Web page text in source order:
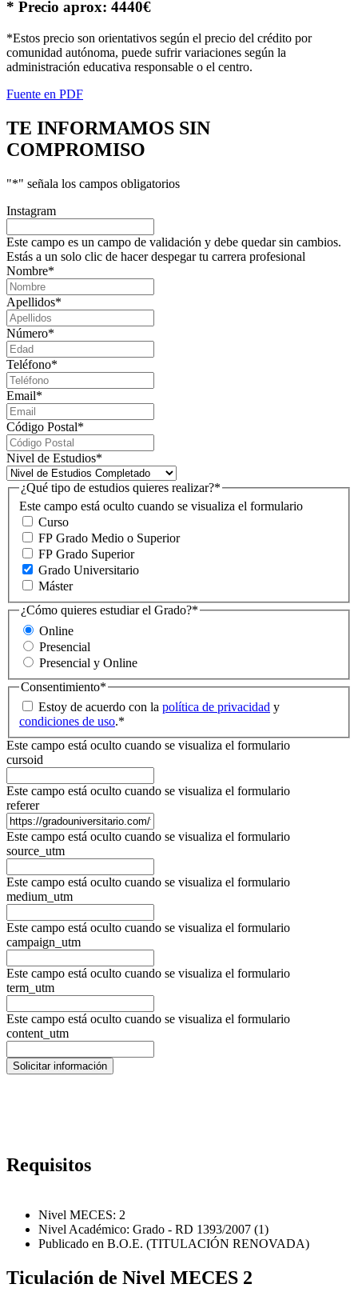
* Precio aprox: 4440€
*Estos precio son orientativos según el precio del crédito por
comunidad autónoma, puede sufrir variaciones según la
administración educativa responsable o el centro.
Fuente en PDF
TE INFORMAMOS SIN
COMPROMISO
"*" señala los campos obligatorios
Instagram
Este campo es un campo de validación y debe quedar sin cambios.
Estás a un solo clic de hacer despegar tu carrera profesional
Nombre*
Apellidos*
Número*
Teléfono*
Email*
Código Postal*
Nivel de Estudios*
Este campo está oculto cuando se visualiza el formulario
¿Qué tipo de estudios quieres realizar?*
Curso
FP Grado Medio o Superior
FP Grado Superior
Grado Universitario
Máster
¿Cómo quieres estudiar el Grado?*
Online
Presencial
Presencial y Online
Consentimiento*
Estoy de acuerdo con la política de privacidad y
condiciones de uso.*
Este campo está oculto cuando se visualiza el formulario
cursoid
Este campo está oculto cuando se visualiza el formulario
referer
Este campo está oculto cuando se visualiza el formulario
source_utm
Este campo está oculto cuando se visualiza el formulario
medium_utm
Este campo está oculto cuando se visualiza el formulario
campaign_utm
Este campo está oculto cuando se visualiza el formulario
term_utm
Este campo está oculto cuando se visualiza el formulario
content_utm
Requisitos
Nivel MECES: 2
Nivel Académico: Grado - RD 1393/2007 (1)
Publicado en B.O.E. (TITULACIÓN RENOVADA)
Ticulación de Nivel MECES 2